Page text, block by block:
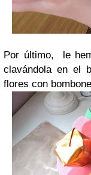
Por último, le
clavándola en el
flores con